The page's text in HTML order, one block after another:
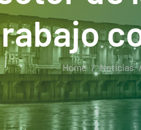
Home Noticias